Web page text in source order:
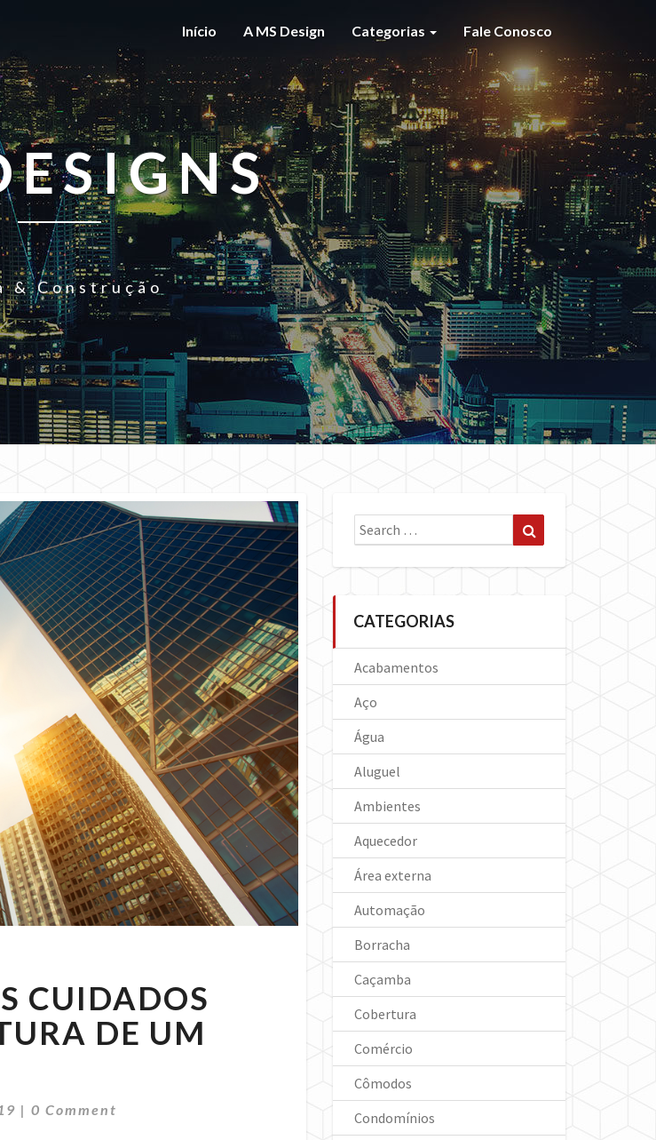
Início A MS Design Categorias Fale Conosco
& Construção
CUIDADOS
DE UM
| Comments
0 Comment
Search
for:
CATEGORIAS
Acabamentos
Aço
Água
Aluguel
Ambientes
Aquecedor
Área externa
Automação
Borracha
Caçamba
Cobertura
Comércio
Cômodos
Condomínios